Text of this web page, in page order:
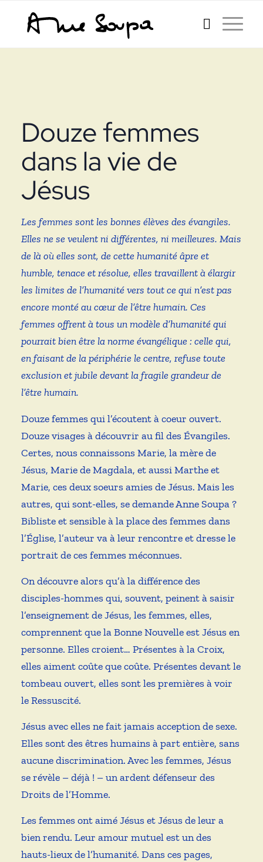
Douze femmes
dans la vie de
Jésus
Les femmes sont les bonnes élèves des évangiles.
Elles ne se veulent ni différentes, ni meilleures. Mais
de là où elles sont, de cette humanité âpre et
humble, tenace et résolue, elles travaillent à élargir
les limites de l’humanité vers tout ce qui n’est pas
encore monté au cœur de l’être humain. Ces
femmes offrent à tous un modèle d’humanité qui
pourrait bien être la norme évangélique : celle qui,
en faisant de la périphérie le centre, refuse toute
exclusion et jubile devant la fragile grandeur de
l’être humain.
Douze femmes qui l’écoutent à coeur ouvert.
Douze visages à découvrir au fil des Évangiles.
Certes, nous connaissons Marie, la mère de
Jésus, Marie de Magdala, et aussi Marthe et
Marie, ces deux soeurs amies de Jésus. Mais les
autres, qui sont-elles, se demande Anne Soupa ?
Bibliste et sensible à la place des femmes dans
l’Église, l’auteur va à leur rencontre et dresse le
portrait de ces femmes méconnues.
On découvre alors qu’à la différence des
disciples-hommes qui, souvent, peinent à saisir
l’enseignement de Jésus, les femmes, elles,
comprennent que la Bonne Nouvelle est Jésus en
personne. Elles croient… Présentes à la Croix,
elles aiment coûte que coûte. Présentes devant le
tombeau ouvert, elles sont les premières à voir
le Ressuscité.
Jésus avec elles ne fait jamais acception de sexe.
Elles sont des êtres humains à part entière, sans
aucune discrimination. Avec les femmes, Jésus
se révèle – déjà ! – un ardent défenseur des
Droits de l’Homme.
Les femmes ont aimé Jésus et Jésus de leur a
bien rendu. Leur amour mutuel est un des
hauts-lieux de l’humanité. Dans ces pages,